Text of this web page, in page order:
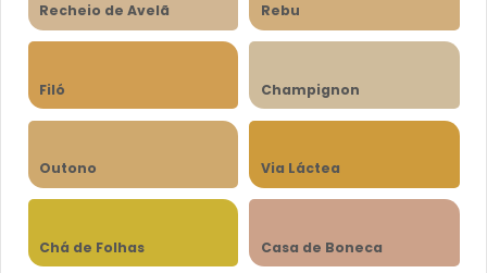
Recheio de Avelã Rebu
Filó Champignon
Outono Via Láctea
Chá de Folhas Casa de Boneca